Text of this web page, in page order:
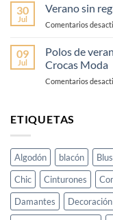
30
Jul
Verano sin
Comentarios
09
Jul
Polos de
Crocas Moda
Comentarios
ETIQUETAS
Algodón blacón
Chic
Cinturones
Damantes
Decoración